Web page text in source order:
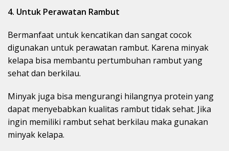
4. Untuk Perawatan Rambut
Bermanfaat untuk kencatikan dan sangat cocok
digunakan untuk perawatan rambut. Karena minyak
kelapa bisa membantu pertumbuhan rambut yang
sehat dan berkilau.
Minyak juga bisa mengurangi hilangnya protein yang
dapat menyebabkan kualitas rambut tidak sehat. Jika
ingin memiliki rambut sehat berkilau maka gunakan
minyak kelapa.